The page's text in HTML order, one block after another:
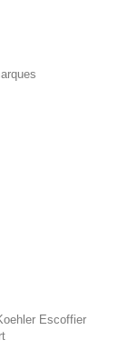
Escoffier